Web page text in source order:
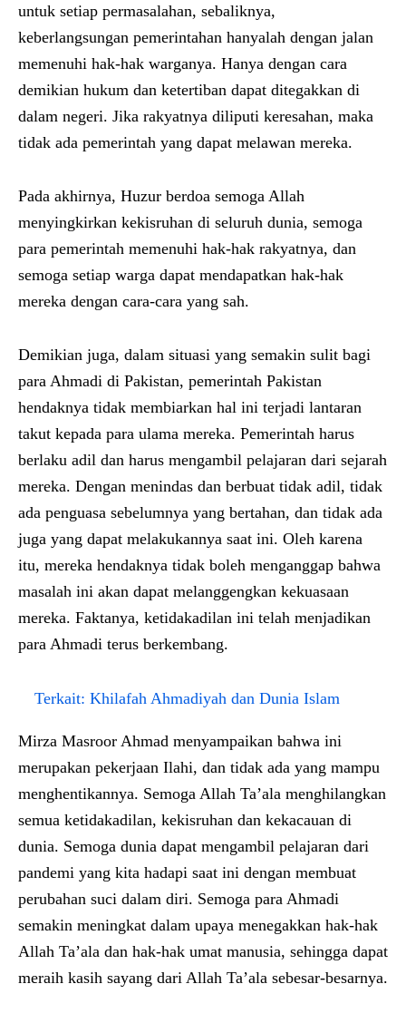
untuk setiap permasalahan, sebaliknya,
keberlangsungan pemerintahan hanyalah dengan jalan
memenuhi hak-hak warganya. Hanya dengan cara
demikian hukum dan ketertiban dapat ditegakkan di
dalam negeri. Jika rakyatnya diliputi keresahan, maka
tidak ada pemerintah yang dapat melawan mereka.
Pada akhirnya, Huzur berdoa semoga Allah
menyingkirkan kekisruhan di seluruh dunia, semoga
para pemerintah memenuhi hak-hak rakyatnya, dan
semoga setiap warga dapat mendapatkan hak-hak
mereka dengan cara-cara yang sah.
Demikian juga, dalam situasi yang semakin sulit bagi
para Ahmadi di Pakistan, pemerintah Pakistan
hendaknya tidak membiarkan hal ini terjadi lantaran
takut kepada para ulama mereka. Pemerintah harus
berlaku adil dan harus mengambil pelajaran dari sejarah
mereka. Dengan menindas dan berbuat tidak adil, tidak
ada penguasa sebelumnya yang bertahan, dan tidak ada
juga yang dapat melakukannya saat ini. Oleh karena
itu, mereka hendaknya tidak boleh menganggap bahwa
masalah ini akan dapat melanggengkan kekuasaan
mereka. Faktanya, ketidakadilan ini telah menjadikan
para Ahmadi terus berkembang.
Terkait: Khilafah Ahmadiyah dan Dunia Islam
Mirza Masroor Ahmad menyampaikan bahwa ini
merupakan pekerjaan Ilahi, dan tidak ada yang mampu
menghentikannya. Semoga Allah Ta’ala menghilangkan
semua ketidakadilan, kekisruhan dan kekacauan di
dunia. Semoga dunia dapat mengambil pelajaran dari
pandemi yang kita hadapi saat ini dengan membuat
perubahan suci dalam diri. Semoga para Ahmadi
semakin meningkat dalam upaya menegakkan hak-hak
Allah Ta’ala dan hak-hak umat manusia, sehingga dapat
meraih kasih sayang dari Allah Ta’ala sebesar-besarnya.